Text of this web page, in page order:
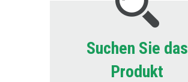
Suchen Sie das
Produkt